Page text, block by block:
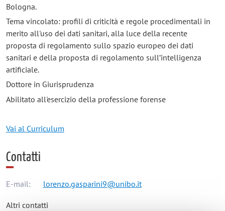
Bologna.
Tema vincolato: profili di criticità e regole procedimentali in
merito all'uso dei dati sanitari, alla luce della recente
proposta di regolamento sullo spazio europeo dei dati
sanitari e della proposta di regolamento sull’intelligenza
artificiale.
Dottore in Giurisprudenza
Abilitato all'esercizio della professione forense
Vai al Curriculum
Contatti
E-mail: lorenzo.gasparini9@unibo.it
Altri contatti